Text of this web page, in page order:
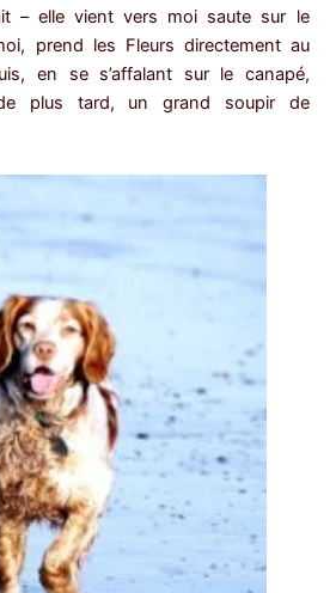
– elle vient vers moi saute sur le
prend les Fleurs directement au
en se s’affalant sur le canapé,
plus tard, un grand soupir de